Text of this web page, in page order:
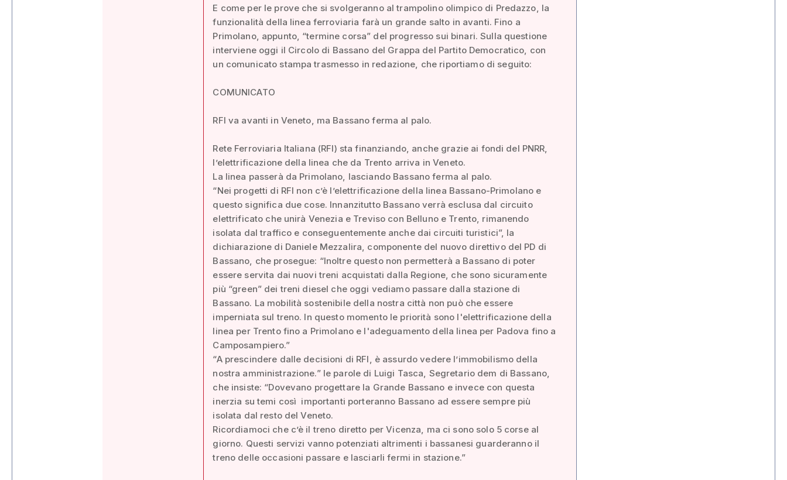
E come per le prove che si svolgeranno al trampolino olimpico di Predazzo, la
funzionalità della linea ferroviaria farà un grande salto in avanti. Fino a
Primolano, appunto, “termine corsa” del progresso sui binari. Sulla questione
interviene oggi il Circolo di Bassano del Grappa del Partito Democratico, con
un comunicato stampa trasmesso in redazione, che riportiamo di seguito:
COMUNICATO
RFI va avanti in Veneto, ma Bassano ferma al palo.
Rete Ferroviaria Italiana (RFI) sta finanziando, anche grazie ai fondi del PNRR,
l’elettrificazione della linea che da Trento arriva in Veneto.
La linea passerà da Primolano, lasciando Bassano ferma al palo.
“Nei progetti di RFI non c’è l’elettrificazione della linea Bassano-Primolano e
questo significa due cose. Innanzitutto Bassano verrà esclusa dal circuito
elettrificato che unirà Venezia e Treviso con Belluno e Trento, rimanendo
isolata dal traffico e conseguentemente anche dai circuiti turistici”, la
dichiarazione di Daniele Mezzalira, componente del nuovo direttivo del PD di
Bassano, che prosegue: “Inoltre questo non permetterà a Bassano di poter
essere servita dai nuovi treni acquistati dalla Regione, che sono sicuramente
più “green” dei treni diesel che oggi vediamo passare dalla stazione di
Bassano. La mobilità sostenibile della nostra città non può che essere
imperniata sul treno. In questo momento le priorità sono l'elettrificazione della
linea per Trento fino a Primolano e l'adeguamento della linea per Padova fino a
Camposampiero.”
“A prescindere dalle decisioni di RFI, è assurdo vedere l’immobilismo della
nostra amministrazione.” le parole di Luigi Tasca, Segretario dem di Bassano,
che insiste: “Dovevano progettare la Grande Bassano e invece con questa
inerzia su temi così importanti porteranno Bassano ad essere sempre più
isolata dal resto del Veneto.
Ricordiamoci che c’è il treno diretto per Vicenza, ma ci sono solo 5 corse al
giorno. Questi servizi vanno potenziati altrimenti i bassanesi guarderanno il
treno delle occasioni passare e lasciarli fermi in stazione.”